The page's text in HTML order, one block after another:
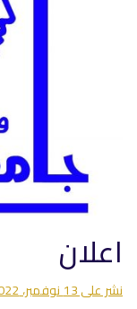
اعلان
نشر على13 نوفمبر، 2022